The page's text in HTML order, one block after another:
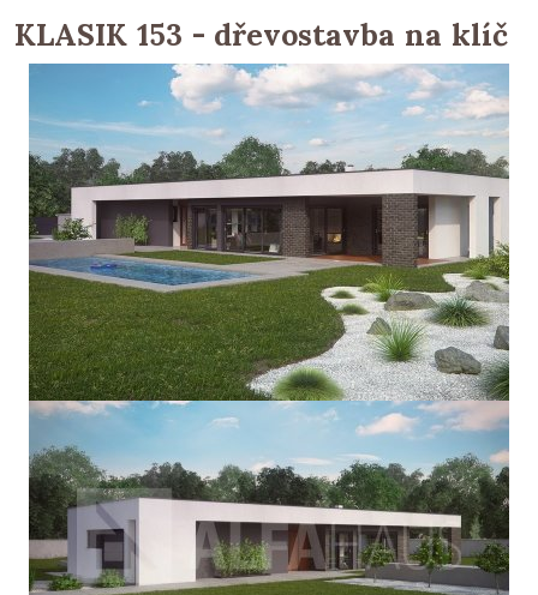
KLASIK 153 - dřevostavba na klíč